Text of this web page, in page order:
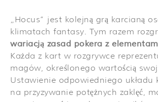
„Hocus” jest kolejną grą karcianą
klimatach fantasy. Tym razem
wariacją zasad pokera z
Każda z kart w rozgrywce
magów, określonego wartością
Ustawienie odpowiedniego układu
na przyzywanie potężnych zaklęć,